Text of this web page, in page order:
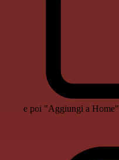
e poi "Aggiungi a Home"